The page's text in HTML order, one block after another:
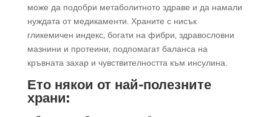
може да подобри метаболитното здраве и да намали
нуждата от медикаменти. Храните с нисък
гликемичен индекс, богати на фибри, здравословни
мазнини и протеини, подпомагат баланса на
кръвната захар и чувствителността към инсулина.
Ето някои от най-полезните
храни: